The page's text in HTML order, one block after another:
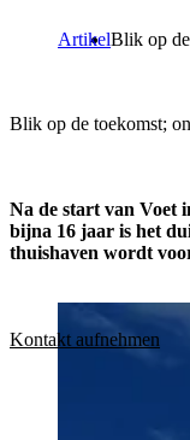
Kontakt aufnehmen
ArtikelBlik op
Blik op de toekomst;
Na de start van Voet
bijna 16 jaar is het
thuishaven wordt